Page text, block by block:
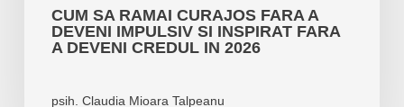
credulCUM SA RAMAI CURAJOS FARA A
DEVENI IMPULSIV SI INSPIRAT FARA
A DEVENI CREDUL IN 2026
psih. Claudia Mioara Talpeanu